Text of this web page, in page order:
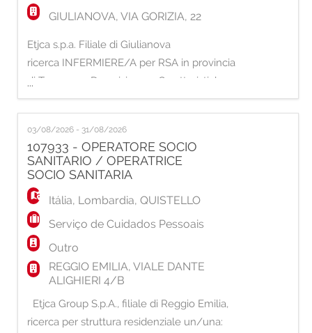
GIULIANOVA, VIA GORIZIA, 22
Etjca s.p.a. Filiale di Giulianova
ricerca INFERMIERE/A per RSA in provincia
di Teramo: Descrizione e Caratteristiche
della Posizione: Il candidato si occuperà
dell'assistenza generale infermieristica e dei
pazienti durante il loro processo di
mantenimento o recupero dello stato di
salute. Ruolo e Responsabilità: -
Applicazione delle p
...
03/08/2026 - 31/08/2026
107933 - OPERATORE SOCIO
SANITARIO / OPERATRICE
SOCIO SANITARIA
Itália, Lombardia,QUISTELLO
Serviço de Cuidados Pessoais
Outro
REGGIO EMILIA, VIALE DANTE
ALIGHIERI 4/B
Etjca Group S.p.A., filiale di Reggio Emilia,
ricerca per struttura residenziale un/una: